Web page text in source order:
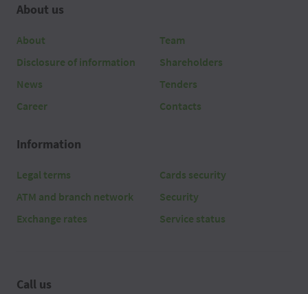
About us
About
Disclosure of information
News
Career
Team
Shareholders
Tenders
Contacts
Information
Legal terms
ATM and branch network
Exchange rates
Cards security
Security
Service status
Call us